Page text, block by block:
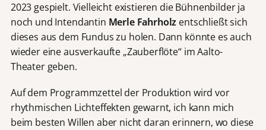
2023 gespielt. Vielleicht existieren die Bühnenbilder ja
noch und Intendantin Merle Fahrholz entschließt sich
dieses aus dem Fundus zu holen. Dann könnte es auch
wieder eine ausverkaufte „Zauberflöte“ im Aalto-
Theater geben.
Auf dem Programmzettel der Produktion wird vor
rhythmischen Lichteffekten gewarnt, ich kann mich
beim besten Willen aber nicht daran erinnern, wo diese